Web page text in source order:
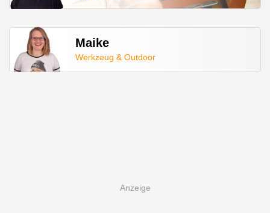
Maike
Werkzeug & Outdoor